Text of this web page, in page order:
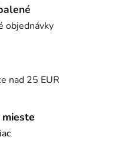
objednávky
nad 25 EUR